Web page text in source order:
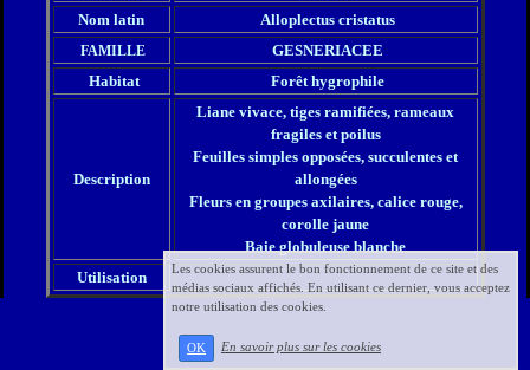
Nom latin
Alloplectus cristatus
FAMILLE
GESNERIACEE
Habitat
Forêt hygrophile
Description
Liane vivace, tiges ramifiées, rameaux
fragiles et poilus
Feuilles simples opposées, succulentes et
allongées
Fleurs en groupes axilaires, calice rouge,
corolle jaune
Baie globuleuse blanche
Utilisation
Les cookies assurent le bon fonctionnement de ce site et des
médias sociaux affichés. En utilisant ce dernier, vous acceptez
notre utilisation des cookies.
OK En savoir plus sur les cookies